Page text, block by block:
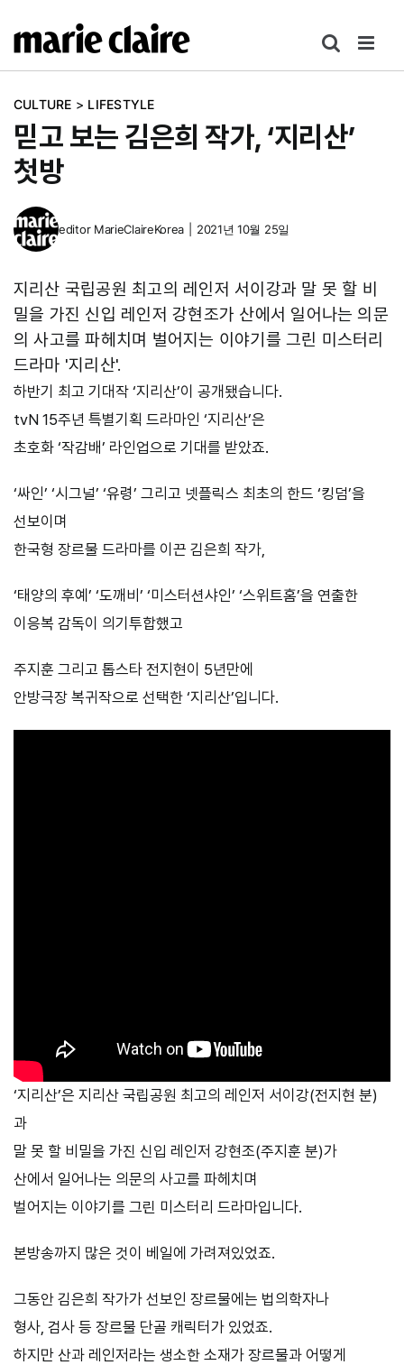
텐
건CULTURE > LIFESTYLE
믿고 보는 김은희 작가, ‘지리산’
첫방
editor MarieClaireKorea 2021년 10월 25일
지리산 국립공원 최고의 레인저 서이강과 말 못 할 비
밀을 가진 신입 레인저 강현조가 산에서 일어나는 의문
의 사고를 파헤치며 벌어지는 이야기를 그린 미스터리
드라마 '지리산'.
하반기 최고 기대작 ‘지리산’이 공개됐습니다.
tvN 15주년 특별기획 드라마인 ‘지리산’은
초호화 ‘작감배’ 라인업으로 기대를 받았죠.
‘싸인’ ‘시그널’ ‘유령’ 그리고 넷플릭스 최초의 한드 ‘킹덤’을
선보이며
한국형 장르물 드라마를 이끈 김은희 작가,
‘태양의 후예’ ‘도깨비’ ‘미스터션샤인’ ‘스위트홈’을 연출한
이응복 감독이 의기투합했고
주지훈 그리고 톱스타 전지현이 5년만에
안방극장 복귀작으로 선택한 ‘지리산’입니다.
‘지리산’은 지리산 국립공원 최고의 레인저 서이강(전지현 분)
과
말 못 할 비밀을 가진 신입 레인저 강현조(주지훈 분)가
산에서 일어나는 의문의 사고를 파헤치며
벌어지는 이야기를 그린 미스터리 드라마입니다.
본방송까지 많은 것이 베일에 가려져있었죠.
그동안 김은희 작가가 선보인 장르물에는 법의학자나
형사, 검사 등 장르물 단골 캐릭터가 있었죠.
하지만 산과 레인저라는 생소한 소재가 장르물과 어떻게